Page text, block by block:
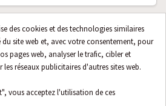
des cookies et des technologies similaires
site web et, avec votre consentement, pour
pages web, analyser le trafic, cibler et
réseaux publicitaires d'autres sites web.
vous acceptez l'utilisation de ces
Séparateur de tuyauterie Honeywell
Home - Braukmann CA295-3/4A
en stock